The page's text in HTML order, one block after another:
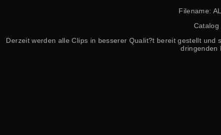
Filename:
Catalog
Derzeit werden alle Clips in besserer Qualit?t bereit gestellt
dringenden